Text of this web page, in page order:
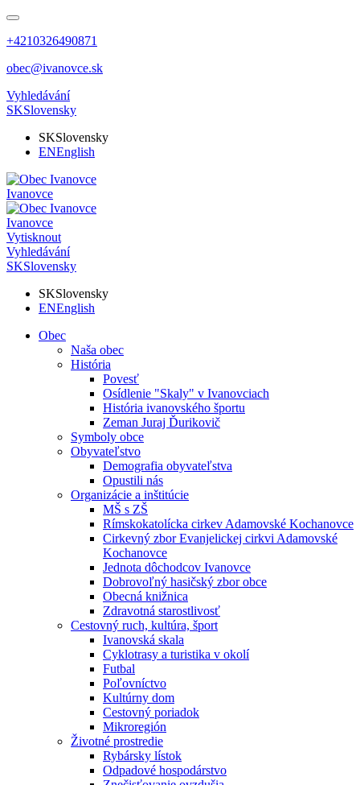
+4210326490871
obec@ivanovce.sk
Vyhledávání
SKSlovensky
SKSlovensky
ENEnglish
Ivanovce
Ivanovce
Vytisknout
Vyhledávání
SKSlovensky
SKSlovensky
ENEnglish
Obec
Naša obec
História
Povesť
Osídlenie "Skaly" v Ivanovciach
História ivanovského športu
Zeman Juraj Ďurikovič
Symboly obce
Obyvateľstvo
Demografia obyvateľstva
Opustili nás
Organizácie a inštitúcie
MŠ s ZŠ
Rímskokatolícka cirkev Adamovské Kochanovce
Cirkevný zbor Evanjelickej cirkvi Adamovské
Kochanovce
Jednota dôchodcov Ivanovce
Dobrovoľný hasičský zbor obce
Obecná knižnica
Zdravotná starostlivosť
Cestovný ruch, kultúra, šport
Ivanovská skala
Cyklotrasy a turistika v okolí
Futbal
Poľovníctvo
Kultúrny dom
Cestovný poriadok
Mikroregión
Životné prostredie
Rybársky lístok
Odpadové hospodárstvo